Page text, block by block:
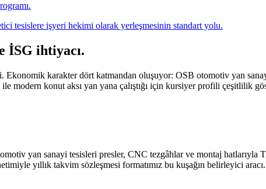
tesislere işyeri hekimi olarak yerleşmesinin standart yolu.
İSG ihtiyacı.
Ekonomik karakter dört katmandan oluşuyor: OSB otomotiv yan
modern konut aksı yan yana çalıştığı için kursiyer profili çeşitlilik
yan sanayi tesisleri presler, CNC tezgâhlar ve montaj hatlarıyla
yıllık takvim sözleşmesi formatımız bu kuşağın belirleyici aracı.